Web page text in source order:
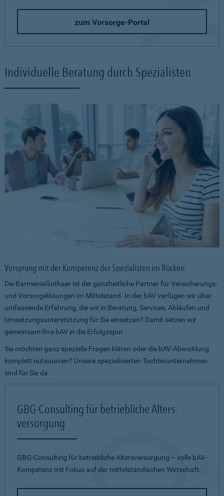
zum Vorsorge-Portal
Individuelle Beratung durch Spezialisten
Vorsprung mit der Kompetenz der Spezialisten im Rücken
Die BarmeniaGothaer ist der ganzheitliche Partner für Versicherungs-
und Vorsorgelösungen im Mittelstand. In der bAV verfügen wir über
umfassende Erfahrung, die wir in Beratung, Services, Abläufen und
Umsetzungs­­unterstützung für Sie einsetzen? Damit setzen wir
gemeinsam Ihre bAV in die Erfolgsspur.
Sie möchten ganz spezielle Fragen klären oder die bAV-Abwicklung
komplett outsourcen? Unsere spezialisierten Tochterunternehmen
sind für Sie da.
GBG-Consulting für betriebliche Alters­
versorgung
GBG-Consulting für betriebliche Altersversorgung – volle bAV-
Kompetenz mit Fokus auf der mittelständischen Wirtschaft.